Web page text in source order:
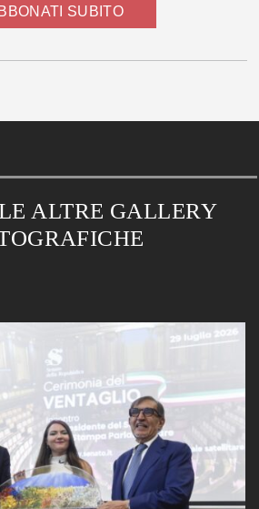
SUBITO
ALTRE GALLERY